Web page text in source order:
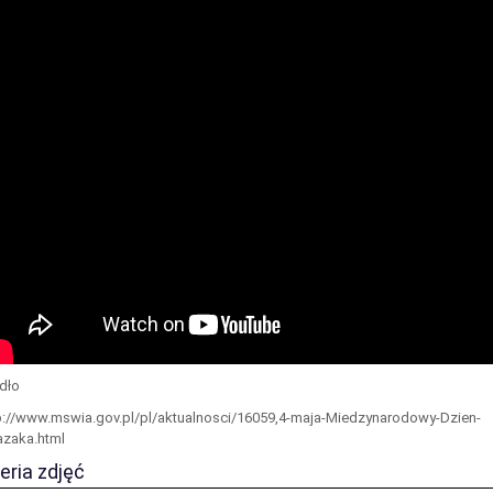
www.mswia.gov.pl/pl/aktualnosci/16059,4-maja-Miedzynarodowy-Dzien-
zdjęć